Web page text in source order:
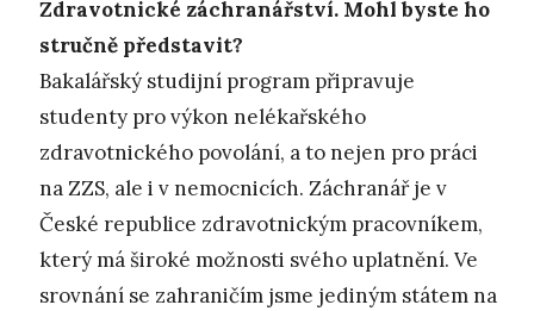
Zdravotnické záchranářství. Mohl byste ho
stručně představit?
Bakalářský studijní program připravuje
studenty pro výkon nelékařského
zdravotnického povolání, a to nejen pro práci
na ZZS, ale i v nemocnicích. Záchranář je v
České republice zdravotnickým pracovníkem,
který má široké možnosti svého uplatnění. Ve
srovnání se zahraničím jsme jediným státem na